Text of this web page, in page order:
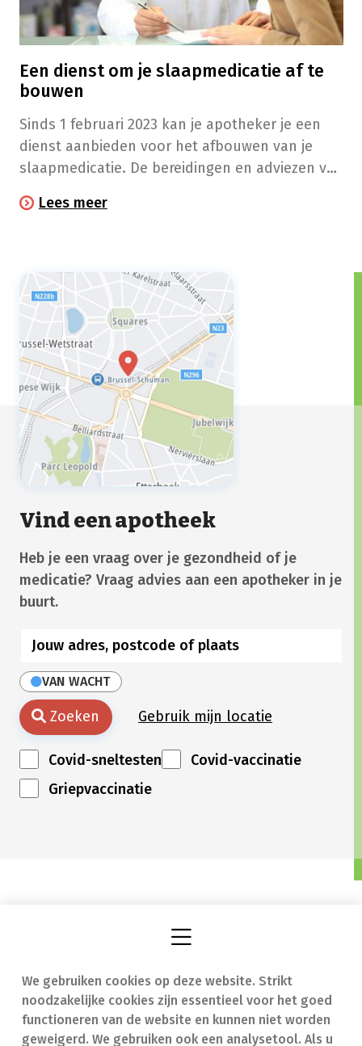
We gebruiken cookies op deze website. Strikt
noodzakelijke cookies zijn essentieel voor het goed
functioneren van de website en kunnen niet worden
geweigerd. We gebruiken ook een analysetool. Als u
Een dienst om je slaapmedicatie af te
bouwen
Sinds 1 februari 2023 kan je apotheker je een
dienst aanbieden voor het afbouwen van je
slaapmedicatie. De bereidingen en adviezen van
RIZIV.Lees meer
Vind een apotheek
Heb je een vraag over je gezondheid of je
medicatie? Vraag advies aan een apotheker in je
buurt.
VAN WACHT
Zoeken Gebruik mijn locatie
Covid-sneltesten
Covid-vaccinatie
Griepvaccinatie
Vind een apotheek
Onze expertise
In geval van nood
Contact